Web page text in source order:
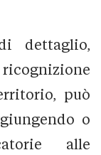
dettaglio,
può
o
alle